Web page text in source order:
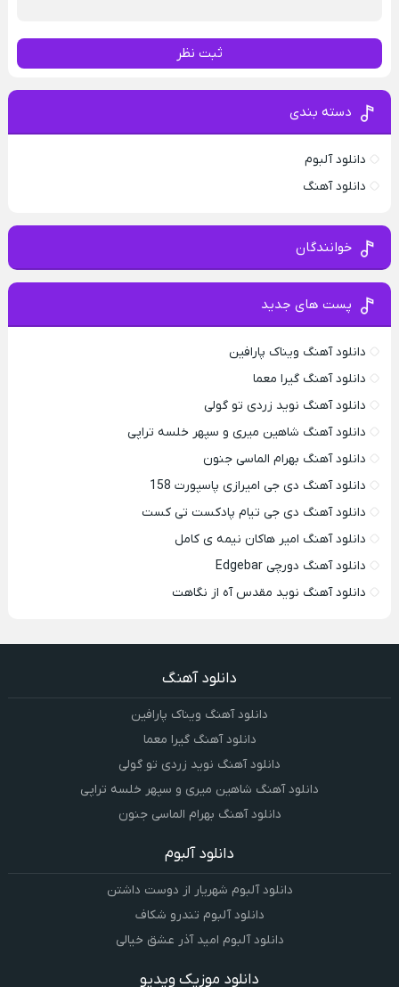
ثبت نظر
دسته بندی
دانلود آلبوم
دانلود آهنگ
خوانندگان
پست های جدید
دانلود آهنگ ویناک پارافین
دانلود آهنگ گیرا معما
دانلود آهنگ نوید زردی تو گولی
دانلود آهنگ شاهین میری و سپهر خلسه تراپی
دانلود آهنگ بهرام الماسی جنون
دانلود آهنگ دی جی امیرازی پاسپورت 158
دانلود آهنگ دی جی تیام پادکست تی کست
دانلود آهنگ امیر هاکان نیمه ی کامل
دانلود آهنگ دورچی Edgebar
دانلود آهنگ نوید مقدس آه از نگاهت
دانلود آهنگ
دانلود آهنگ ویناک پارافین
دانلود آهنگ گیرا معما
دانلود آهنگ نوید زردی تو گولی
دانلود آهنگ شاهین میری و سپهر خلسه تراپی
دانلود آهنگ بهرام الماسی جنون
دانلود آلبوم
دانلود آلبوم شهریار از دوست داشتن
دانلود آلبوم تندرو شکاف
دانلود آلبوم امید آذر عشق خیالی
دانلود موزیک ویدیو